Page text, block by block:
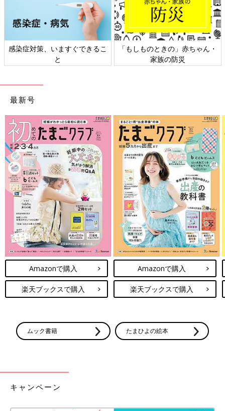
感染症対策、いますぐできるこ
と
「もしものときの」赤ちゃん・
家族の防災
最新号
Amazonで購入
楽天ブックスで購入
Amazonで購入
楽天ブックスで購入
ムック書籍 たまひよの絵本
キャンペーン